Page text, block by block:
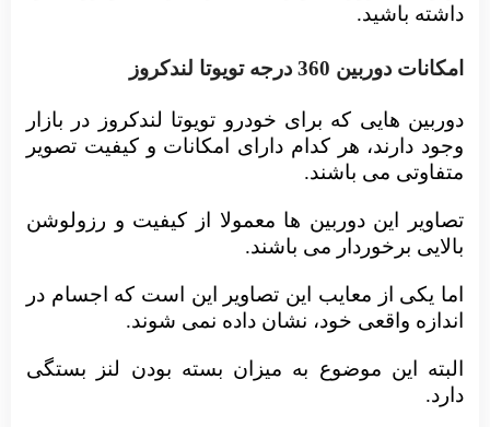
داشته باشید.
امکانات دوربین 360 درجه تویوتا لندکروز
دوربین هایی که برای خودرو تویوتا لندکروز در بازار
وجود دارند، هر کدام دارای امکانات و کیفیت تصویر
متفاوتی می باشند.
تصاویر این دوربین ها معمولا از کیفیت و رزولوشن
بالایی برخوردار می باشند.
اما یکی از معایب این تصاویر این است که اجسام در
اندازه واقعی خود، نشان داده نمی شوند.
البته این موضوع به میزان بسته بودن لنز بستگی
دارد.